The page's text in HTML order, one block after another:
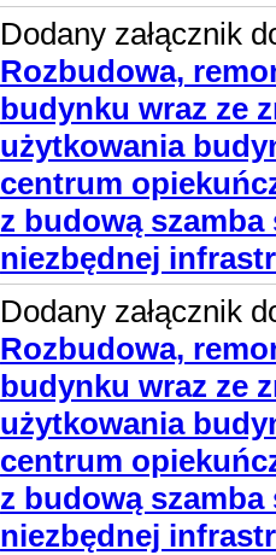
Dodany załącznik
Rozbudowa,
budynku wraz ze
użytkowania
centrum
z budową szamba
niezbędnej
Dodany załącznik
Rozbudowa,
budynku wraz ze
użytkowania
centrum
z budową szamba
niezbędnej